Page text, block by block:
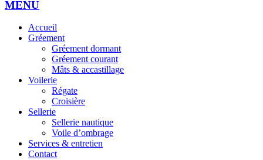
MENU
Accueil
Gréement
Gréement dormant
Gréement courant
Mâts & accastillage
Voilerie
Régate
Croisière
Sellerie
Sellerie nautique
Voile d’ombrage
Services & entretien
Contact